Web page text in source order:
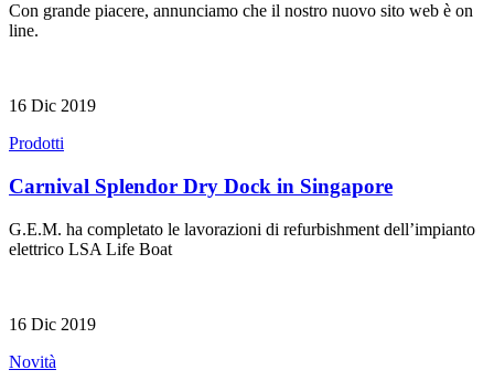
Con grande piacere, annunciamo che il nostro nuovo sito web è on
line.
16 Dic 2019
Prodotti
Carnival Splendor Dry Dock in Singapore
G.E.M. ha completato le lavorazioni di refurbishment dell’impianto
elettrico LSA Life Boat
16 Dic 2019
Novità